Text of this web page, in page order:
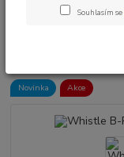
Novinka Akce
Souhlasím se